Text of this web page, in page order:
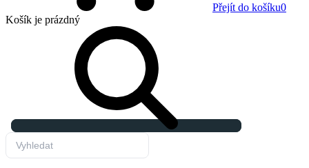
Přejít do košíku0
Košík je prázdný